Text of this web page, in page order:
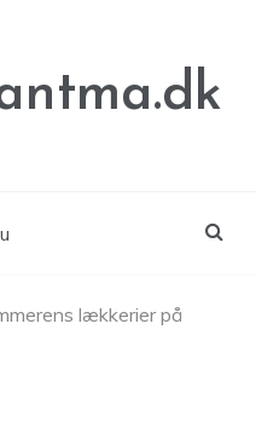
lækkerier på